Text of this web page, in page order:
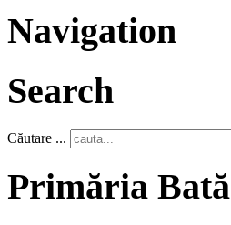
Navigation
Search
Căutare ...
Primăria